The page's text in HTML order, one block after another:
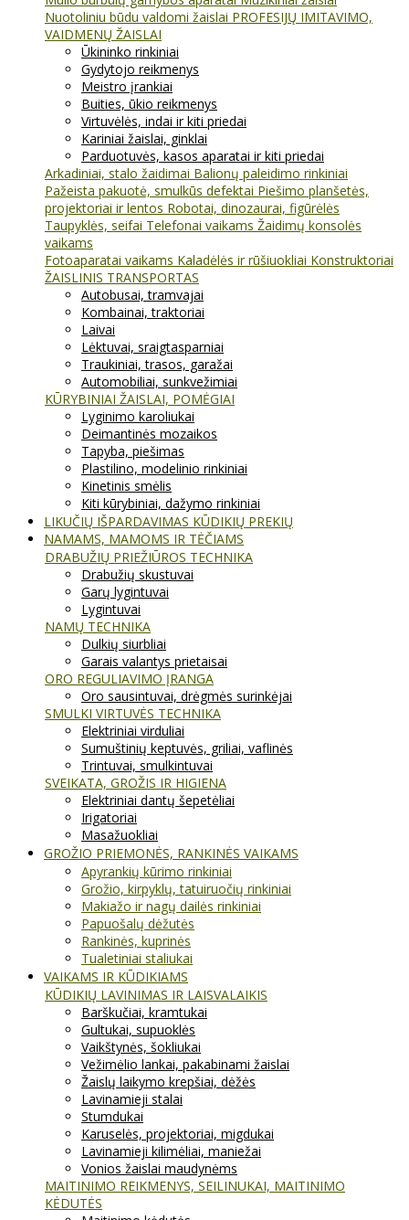
Nuotoliniu būdu valdomi žaislai PROFESIJŲ IMITAVIMO,
VAIDMENŲ ŽAISLAI
Ūkininko rinkiniai
Gydytojo reikmenys
Meistro įrankiai
Buities, ūkio reikmenys
Virtuvėlės, indai ir kiti priedai
Kariniai žaislai, ginklai
Parduotuvės, kasos aparatai ir kiti priedai
Arkadiniai, stalo žaidimai Balionų paleidimo rinkiniai
Pažeista pakuotė, smulkūs defektai Piešimo planšetės,
projektoriai ir lentos Robotai, dinozaurai, figūrėlės
Taupyklės, seifai Telefonai vaikams Žaidimų konsolės
vaikams
Fotoaparatai vaikams Kaladėlės ir rūšiuokliai Konstruktoriai
ŽAISLINIS TRANSPORTAS
Autobusai, tramvajai
Kombainai, traktoriai
Laivai
Lėktuvai, sraigtasparniai
Traukiniai, trasos, garažai
Automobiliai, sunkvežimiai
KŪRYBINIAI ŽAISLAI, POMĖGIAI
Lyginimo karoliukai
Deimantinės mozaikos
Tapyba, piešimas
Plastilino, modelinio rinkiniai
Kinetinis smėlis
Kiti kūrybiniai, dažymo rinkiniai
LIKUČIŲ IŠPARDAVIMAS KŪDIKIŲ PREKIŲ
NAMAMS, MAMOMS IR TĖČIAMS
DRABUŽIŲ PRIEŽIŪROS TECHNIKA
Drabužių skustuvai
Garų lygintuvai
Lygintuvai
NAMŲ TECHNIKA
Dulkių siurbliai
Garais valantys prietaisai
ORO REGULIAVIMO ĮRANGA
Oro sausintuvai, drėgmės surinkėjai
SMULKI VIRTUVĖS TECHNIKA
Elektriniai virduliai
Sumuštinių keptuvės, griliai, vaflinės
Trintuvai, smulkintuvai
SVEIKATA, GROŽIS IR HIGIENA
Elektriniai dantų šepetėliai
Irigatoriai
Masažuokliai
GROŽIO PRIEMONĖS, RANKINĖS VAIKAMS
Apyrankių kūrimo rinkiniai
Grožio, kirpyklų, tatuiruočių rinkiniai
Makiažo ir nagų dailės rinkiniai
Papuošalų dėžutės
Rankinės, kuprinės
Tualetiniai staliukai
VAIKAMS IR KŪDIKIAMS
KŪDIKIŲ LAVINIMAS IR LAISVALAIKIS
Barškučiai, kramtukai
Gultukai, supuoklės
Vaikštynės, šokliukai
Vežimėlio lankai, pakabinami žaislai
Žaislų laikymo krepšiai, dėžės
Lavinamieji stalai
Stumdukai
Karuselės, projektoriai, migdukai
Lavinamieji kilimėliai, maniežai
Vonios žaislai maudynėms
MAITINIMO REIKMENYS, SEILINUKAI, MAITINIMO
KĖDUTĖS